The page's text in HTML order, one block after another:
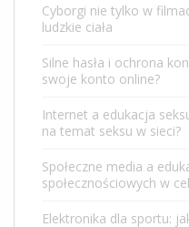
Cyborgi nie tylko w
ludzkie ciała
Silne hasła i ochrona
swoje konto online?
Internet a edukacja
na temat seksu w sieci?
Społeczne media a
społecznościowych w
Elektronika dla sportu: